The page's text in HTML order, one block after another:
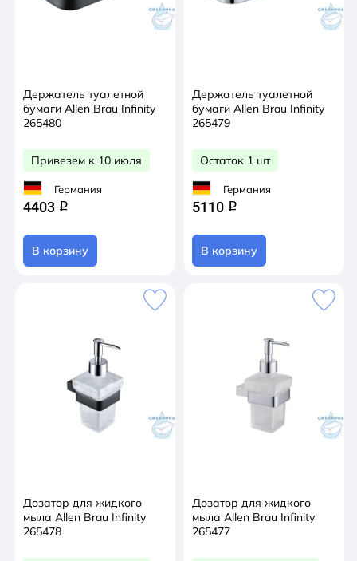
Держатель туалетной
бумаги Allen Brau Infinity
265480
Привезем к 10 июля
Германия
4403 q
В корзину
Держатель туалетной
бумаги Allen Brau Infinity
265479
Остаток 1 шт
Германия
5110 q
В корзину
Дозатор для жидкого
мыла Allen Brau Infinity
265478
Дозатор для жидкого
мыла Allen Brau Infinity
265477